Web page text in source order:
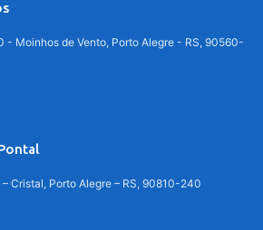
- Moinhos de Vento, Porto Alegre - RS, 90560-
Cristal, Porto Alegre – RS, 90810-240